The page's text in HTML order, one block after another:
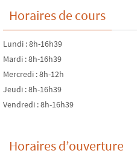
Horaires de cours
Lundi : 8h-16h39
Mardi : 8h-16h39
Mercredi : 8h-12h
Jeudi : 8h-16h39
Vendredi : 8h-16h39
Horaires d’ouverture